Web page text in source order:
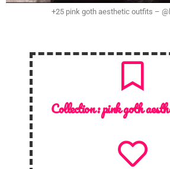
+25 pink goth aesthetic outfits –
Collection :pink goth